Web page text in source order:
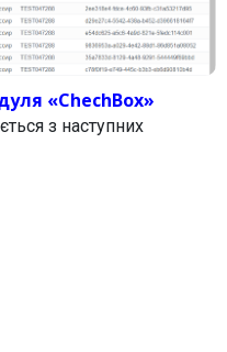
«ChechBox»
з наступних